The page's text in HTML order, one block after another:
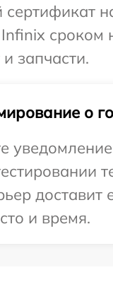
сроком
запчасти.
о
доставит
и время.